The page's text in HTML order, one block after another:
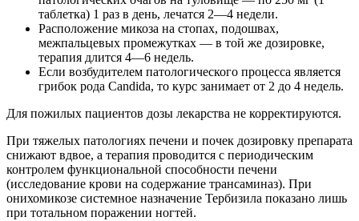
таблетка) 1 раз в день, лечатся 2—4 недели.
Расположение микоза на стопах, подошвах,
межпальцевых промежутках — в той же дозировке,
терапия длится 4—6 недель.
Если возбудителем патологического процесса является
грибок рода Candida, то курс занимает от 2 до 4 недель.
Для пожилых пациентов дозы лекарства не корректируются.
При тяжелых патологиях печени и почек дозировку препарата
снижают вдвое, а терапия проводится с периодическим
контролем функциональной способности печени
(исследование крови на содержание трансаминаз). При
онихомикозе системное назначение Тербизила показано лишь
при тотальном поражении ногтей.